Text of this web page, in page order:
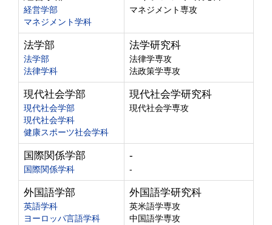
経営学部
マネジメント学科
マネジメント専攻
法学部
法学部
法律学科
法学研究科
法律学専攻
法政策学専攻
現代社会学部
現代社会学部
現代社会学科
健康スポーツ社会学科
現代社会学研究科
現代社会学専攻
国際関係学部
国際関係学科
-
-
外国語学部
英語学科
ヨーロッパ言語学科
外国語学研究科
英米語学専攻
中国語学専攻